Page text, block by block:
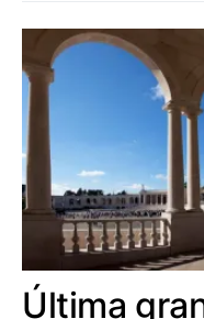
Última